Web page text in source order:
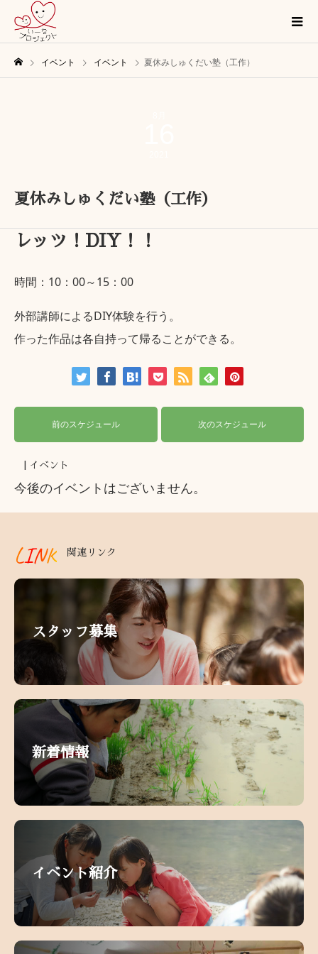
イベント イベント 夏休みしゅくだい塾（工作）
夏休みしゅくだい塾（工作）
レッツ！DIY！！
時間：10：00～15：00
外部講師によるDIY体験を行う。
作った作品は各自持って帰ることができる。
前のスケジュール 次のスケジュール
| イベント
今後のイベントはございません。
LINK 関連リンク
スタッフ募集
新着情報
イベント紹介